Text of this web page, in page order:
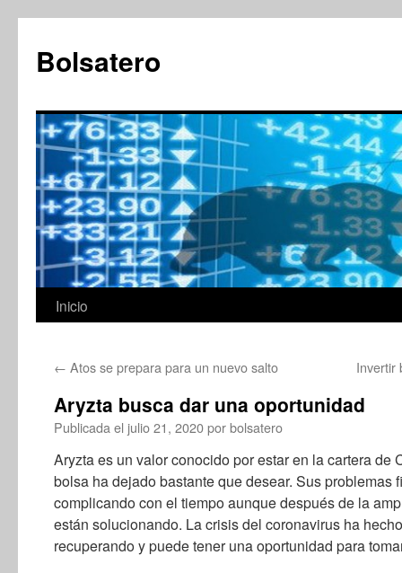
contenido
Bolsatero
Inicio
← Atos se prepara para un nuevo salto Invertir
Aryzta busca dar una oportunidad
Publicada el julio 21, 2020porbolsatero
Aryzta es un valor conocido por estar en la cartera de
bolsa ha dejado bastante que desear. Sus problemas
complicando con el tiempo aunque después de la
están solucionando. La crisis del coronavirus ha
recuperando y puede tener una oportunidad para